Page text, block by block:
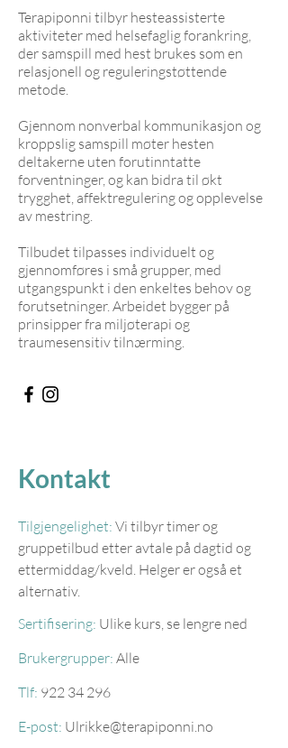
Terapiponni tilbyr hesteassisterte
aktiviteter med helsefaglig forankring,
der samspill med hest brukes som en
relasjonell og reguleringstøttende
metode.
Gjennom nonverbal kommunikasjon og
kroppslig samspill møter hesten
deltakerne uten forutinntatte
forventninger, og kan bidra til økt
trygghet, affektregulering og opplevelse
av mestring.
Tilbudet tilpasses individuelt og
gjennomføres i små grupper, med
utgangspunkt i den enkeltes behov og
forutsetninger. Arbeidet bygger på
prinsipper fra miljøterapi og
traumesensitiv tilnærming.
Kontakt
Tilgjengelighet: Vi tilbyr timer og
gruppetilbud etter avtale på dagtid og
ettermiddag/kveld. Helger er også et
alternativ.
Sertifisering: Ulike kurs, se lengre ned
Brukergrupper: Alle
Tlf: 922 34 296
E-post: Ulrikke@terapiponni.no